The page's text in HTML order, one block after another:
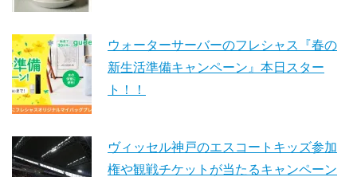
ウォーターサーバーのフレシャス『春の
新生活準備キャンペーン』本日スター
ト！！
ヴィッセル神戸のエスコートキッズ参加
権や観戦チケットが当たるキャンペーン